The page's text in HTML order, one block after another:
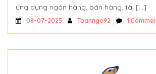
ứng dụng ngân hàng, bán hàng, tài […]
08-07-2025 Toanngo92 1